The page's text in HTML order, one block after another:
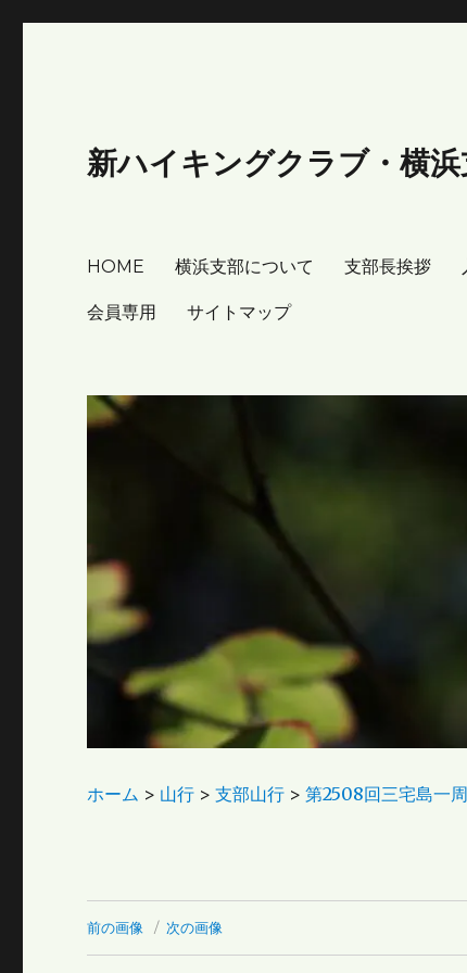
新ハイキングクラブ・横
HOME 横浜支部について 支部長挨拶
会員専用 サイトマップ
ホーム > 山行 >支部山行 >第2508回三宅島一
前の画像 次の画像